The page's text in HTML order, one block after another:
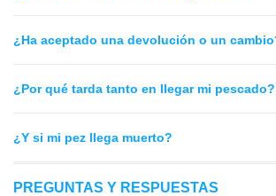
¿Ha aceptado una devolución o un
¿Por qué tarda tanto en llegar mi pescado?
¿Y si mi pez llega muerto?
PREGUNTAS Y RESPUESTAS